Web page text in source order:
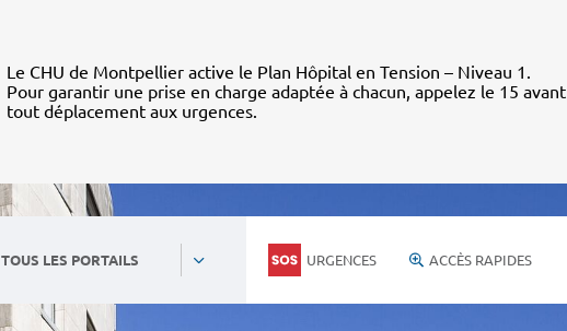
Le CHU de Montpellier active le Plan Hôpital en Tension – Niveau 1.
Pour garantir une prise en charge adaptée à chacun, appelez le 15 avant
tout déplacement aux urgences.
TOUS LES PORTAILS URGENCES ACCÈS RAPIDES